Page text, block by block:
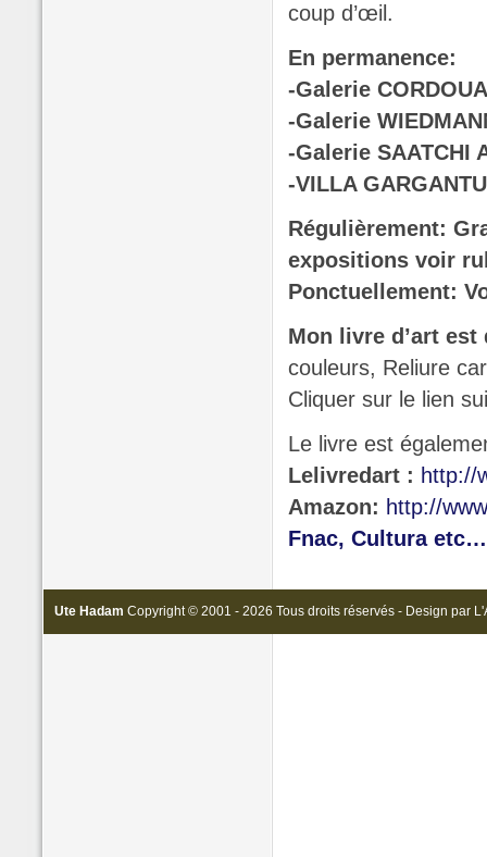
coup d’œil.
En permanence:
-Galerie
-Galerie
-Galerie SAATCHI
-VILLA
Régulièrement:
expositions voir
Ponctuellement:
Mon livre d’art
couleurs, Reliure
Cliquer sur le lien
Le livre est
Lelivredart : http://
Amazon: http://
Fnac, Cultura
Ute Hadam Copyright © 2001 - 2026 Tous droits réservés - Design par